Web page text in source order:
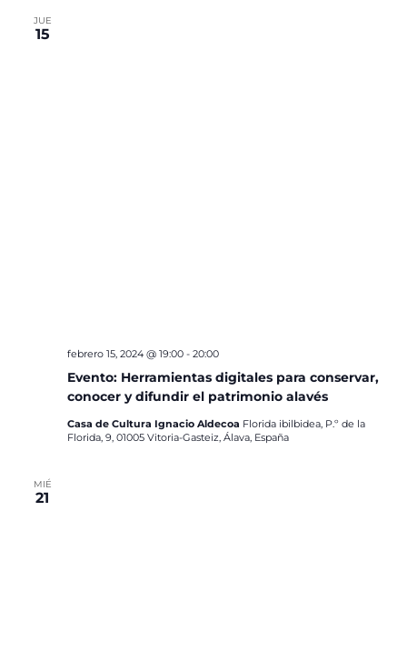
JUE
15
Evento: Herramientas digitales para conservar,
conocer y difundir el patrimonio alavés
febrero 15, 2024 @ 19:00- 20:00
Casa de Cultura Ignacio Aldecoa Florida ibilbidea, P.º de la
Florida, 9, 01005 Vitoria-Gasteiz, Álava, España
MIÉ
21